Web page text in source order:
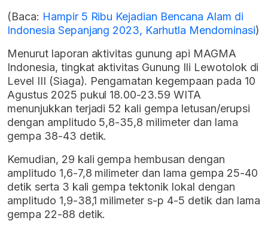
(Baca: Hampir 5 Ribu Kejadian Bencana Alam di
Indonesia Sepanjang 2023, Karhutla Mendominasi)
Menurut laporan aktivitas gunung api MAGMA
Indonesia, tingkat aktivitas Gunung Ili Lewotolok di
Level III (Siaga). Pengamatan kegempaan pada 10
Agustus 2025 pukul 18.00-23.59 WITA
menunjukkan terjadi 52 kali gempa letusan/erupsi
dengan amplitudo 5,8-35,8 milimeter dan lama
gempa 38-43 detik.
Kemudian, 29 kali gempa hembusan dengan
amplitudo 1,6-7,8 milimeter dan lama gempa 25-40
detik serta 3 kali gempa tektonik lokal dengan
amplitudo 1,9-38,1 milimeter s-p 4-5 detik dan lama
gempa 22-88 detik.